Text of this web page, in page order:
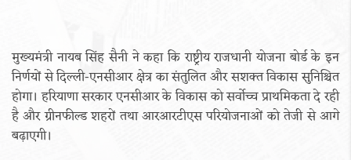
मुख्यमंत्री नायब सिंह सैनी ने कहा कि राष्ट्रीय राजधानी योजना बोर्ड के इन
निर्णयों से दिल्ली-एनसीआर क्षेत्र का संतुलित और सशक्त विकास सुनिश्चित
होगा। हरियाणा सरकार एनसीआर के विकास को सर्वोच्च प्राथमिकता दे रही
है और ग्रीनफील्ड शहरों तथा आरआरटीएस परियोजनाओं को तेजी से आगे
बढ़ाएगी।